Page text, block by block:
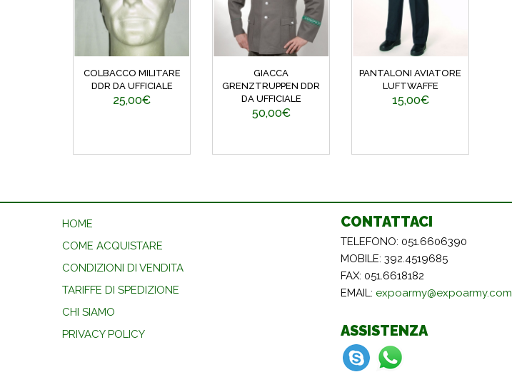
COLBACCO MILITARE
DDR DA UFFICIALE
25,00€
GIACCA
GRENZTRUPPEN DDR
DA UFFICIALE
50,00€
PANTALONI AVIATORE
LUFTWAFFE
15,00€
HOME
COME ACQUISTARE
CONDIZIONI DI VENDITA
TARIFFE DI SPEDIZIONE
CHI SIAMO
PRIVACY POLICY
CONTATTACI
TELEFONO: 051.6606390
MOBILE: 392.4519685
FAX: 051.6618182
EMAIL: expoarmy@expoarmy.com
ASSISTENZA